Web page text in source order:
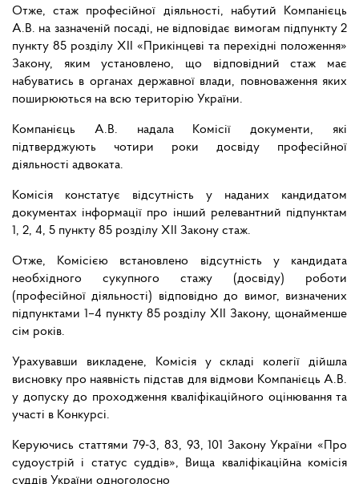
Отже, стаж професійної діяльності, набутий Компанієць
А.В. на зазначеній посаді, не відповідає вимогам підпункту 2
пункту 85 розділу ХІІ «Прикінцеві та перехідні положення»
Закону, яким установлено, що відповідний стаж має
набуватись в органах державної влади, повноваження яких
поширюються на всю територію України.
Компанієць А.В. надала Комісії документи, які
підтверджують чотири роки досвіду професійної
діяльності адвоката.
Комісія констатує відсутність у наданих кандидатом
документах інформації про інший релевантний підпунктам
1, 2, 4, 5 пункту 85 розділу ХІІ Закону стаж.
Отже, Комісією встановлено відсутність у кандидата
необхідного сукупного стажу (досвіду) роботи
(професійної діяльності) відповідно до вимог, визначених
підпунктами 1–4 пункту 85 розділу ХІІ Закону, щонайменше
сім років.
Урахувавши викладене, Комісія у складі колегії дійшла
висновку про наявність підстав для відмови Компанієць А.В.
у допуску до проходження кваліфікаційного оцінювання та
участі в Конкурсі.
Керуючись статтями 79-3, 83, 93, 101 Закону України «Про
судоустрій і статус суддів», Вища кваліфікаційна комісія
суддів України одноголосно